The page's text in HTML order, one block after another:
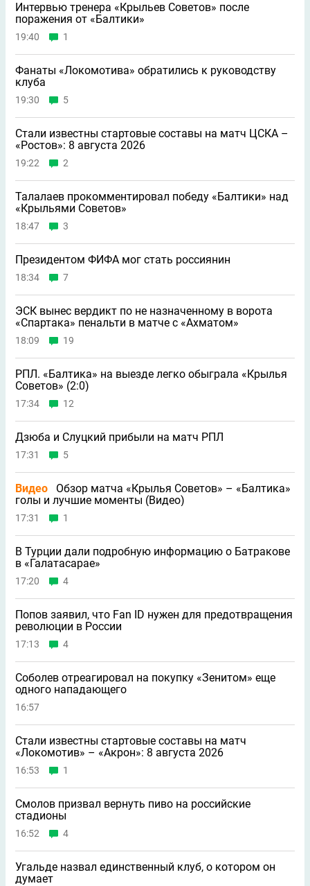
Интервью тренера «Крыльев Советов» после
поражения от «Балтики»
19:40 1
Фанаты «Локомотива» обратились к руководству
клуба
19:30 5
Стали известны стартовые составы на матч ЦСКА –
«Ростов»: 8 августа 2026
19:22 2
Талалаев прокомментировал победу «Балтики» над
«Крыльями Советов»
18:47 3
Президентом ФИФА мог стать россиянин
18:34 7
ЭСК вынес вердикт по не назначенному в ворота
«Спартака» пенальти в матче с «Ахматом»
18:09 19
РПЛ. «Балтика» на выезде легко обыграла «Крылья
Советов» (2:0)
17:34 12
Дзюба и Слуцкий прибыли на матч РПЛ
17:31 5
Видео
Обзор матча «Крылья Советов» – «Балтика»
голы и лучшие моменты (Видео)
17:31 1
В Турции дали подробную информацию о Батракове
в «Галатасарае»
17:20 4
Попов заявил, что Fan ID нужен для предотвращения
революции в России
17:13 4
Соболев отреагировал на покупку «Зенитом» еще
одного нападающего
16:57
Стали известны стартовые составы на матч
«Локомотив» – «Акрон»: 8 августа 2026
16:53 1
Смолов призвал вернуть пиво на российские
стадионы
16:52 4
Угальде назвал единственный клуб, о котором он
думает